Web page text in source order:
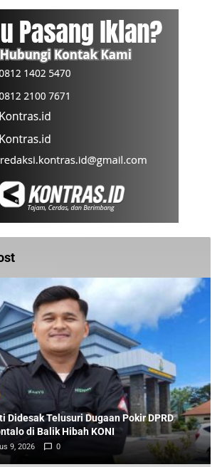
Didesak Telusuri Dugaan Pokir DPRD
di Balik Hibah KONI
9, 2026 0